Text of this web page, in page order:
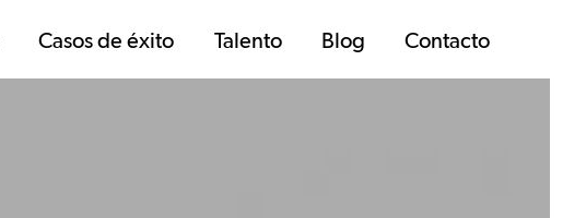
Casos de éxito Talento Blog Contacto